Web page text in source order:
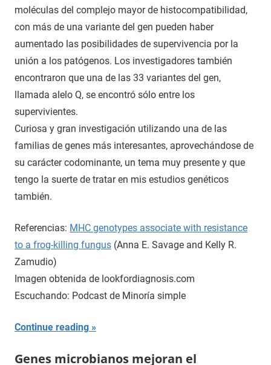
moléculas del complejo mayor de histocompatibilidad,
con más de una variante del gen pueden haber
aumentado las posibilidades de supervivencia por la
unión a los patógenos. Los investigadores también
encontraron que una de las 33 variantes del gen,
llamada alelo Q, se encontró sólo entre los
supervivientes.
Curiosa y gran investigación utilizando una de las
familias de genes más interesantes, aprovechándose de
su carácter codominante, un tema muy presente y que
tengo la suerte de tratar en mis estudios genéticos
también.
Referencias: MHC genotypes associate with resistance
to a frog-killing fungus (Anna E. Savage and Kelly R.
Zamudio)
Imagen obtenida de lookfordiagnosis.com
Escuchando: Podcast de Minoría simple
Continue reading
Genes microbianos mejoran el